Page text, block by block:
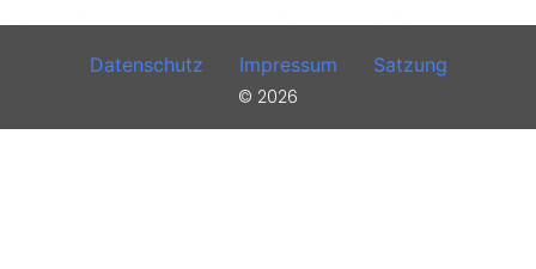
Datenschutz Impressum
Satzung
© 2026